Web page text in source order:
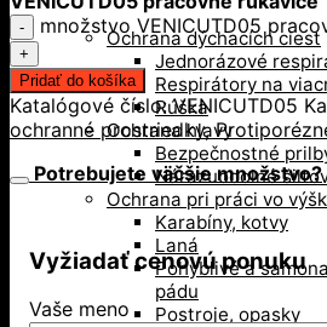
Ochrana dýchacích ciest
Jednorázové
Respirátory na
Rúška
Ochrana hlavy
Bezpečnostné
Nárazuodolné
Ochrana pri práci vo
Karabíny, kotvy
Laná
Pohyblivé a
pádu
Postroje, opasky
množstvo VENICUTD05
Pridať do košíka
Katalógové číslo:VENICUTD05
ochranné prostriedky,
Potrebujete väčšie množstvo?
Vyžiadať cenovú ponuku
Vaše meno